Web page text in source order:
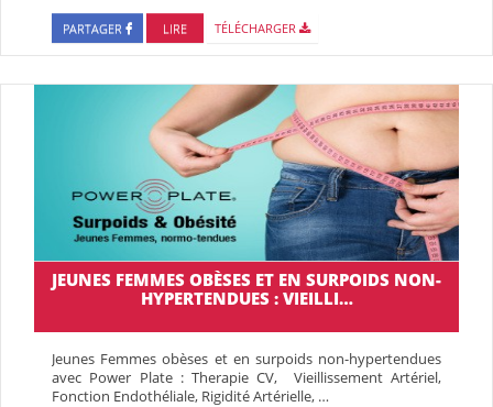
PARTAGER LIRE TÉLÉCHARGER
JEUNES FEMMES OBÈSES ET EN SURPOIDS NON-
HYPERTENDUES : VIEILLI…
Jeunes Femmes obèses et en surpoids non-hypertendues
avec Power Plate : Therapie CV, Vieillissement Artériel,
Fonction Endothéliale, Rigidité Artérielle, …